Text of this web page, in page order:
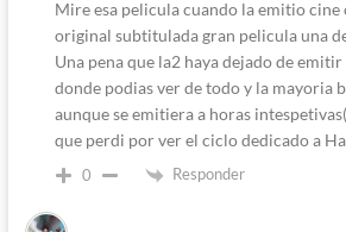
Mire esa pelicula cuando la emitio cine
original subtitulada gran pelicula una
Una pena que la2 haya dejado de
donde podias ver de todo y la mayoria
aunque se emitiera a horas
que perdi por ver el ciclo dedicado a
0 Responder